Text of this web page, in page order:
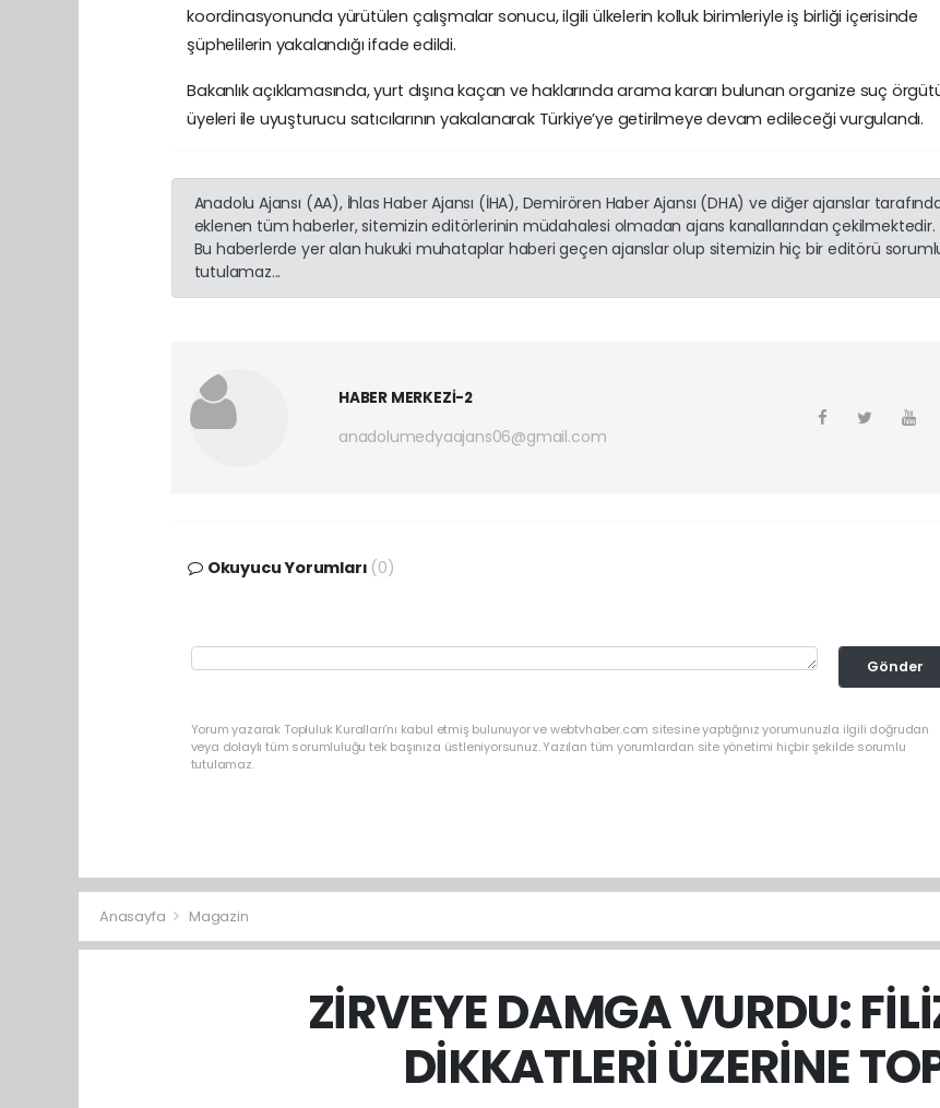
koordinasyonunda yürütülen çalışmalar sonucu, ilgili ülkelerin kolluk birimleriyle iş birliği içerisinde
şüphelilerin yakalandığı ifade edildi.
Bakanlık açıklamasında, yurt dışına kaçan ve haklarında arama kararı bulunan organize suç
üyeleri ile uyuşturucu satıcılarının yakalanarak Türkiye’ye getirilmeye devam edileceği vurgulandı.
Anadolu Ajansı (AA), İhlas Haber Ajansı (İHA), Demirören Haber Ajansı (DHA) ve diğer ajanslar
eklenen tüm haberler, sitemizin editörlerinin müdahalesi olmadan ajans kanallarından çekilmektedir.
Bu haberlerde yer alan hukuki muhataplar haberi geçen ajanslar olup sitemizin hiç bir editörü
tutulamaz...
HABER MERKEZİ-2
anadolumedyaajans06@gmail.com
Okuyucu Yorumları (0)
Gönder
Yorum yazarak Topluluk Kuralları’nı kabul etmiş bulunuyor ve webtvhaber.com sitesine yaptığınız yorumunuzla ilgili doğrudan
veya dolaylı tüm sorumluluğu tek başınıza üstleniyorsunuz. Yazılan tüm yorumlardan site yönetimi hiçbir şekilde sorumlu
tutulamaz.
Anasayfa Magazin
ZİRVEYE DAMGA VURDU:
DİKKATLERİ ÜZERİNE